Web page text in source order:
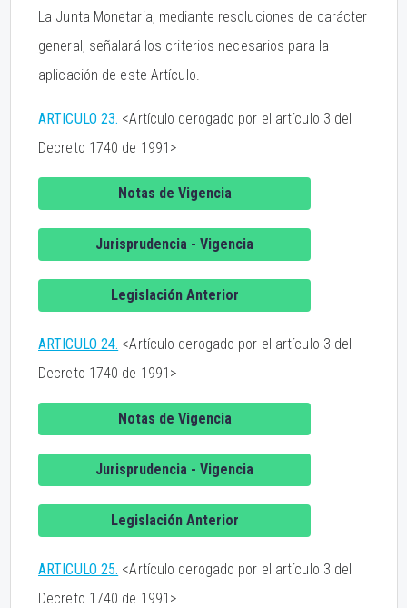
La Junta Monetaria, mediante resoluciones de carácter
general, señalará los criterios necesarios para la
aplicación de este Artículo.
ARTICULO 23. <Artículo derogado por el artículo 3 del
Decreto 1740 de 1991>
Notas de Vigencia
Jurisprudencia - Vigencia
Legislación Anterior
ARTICULO 24. <Artículo derogado por el artículo 3 del
Decreto 1740 de 1991>
Notas de Vigencia
Jurisprudencia - Vigencia
Legislación Anterior
ARTICULO 25. <Artículo derogado por el artículo 3 del
Decreto 1740 de 1991>